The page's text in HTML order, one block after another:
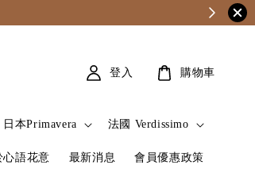
日本Primavera 法國 Verdissimo
心語花意 最新消息 會員優惠政策
登入 購物車